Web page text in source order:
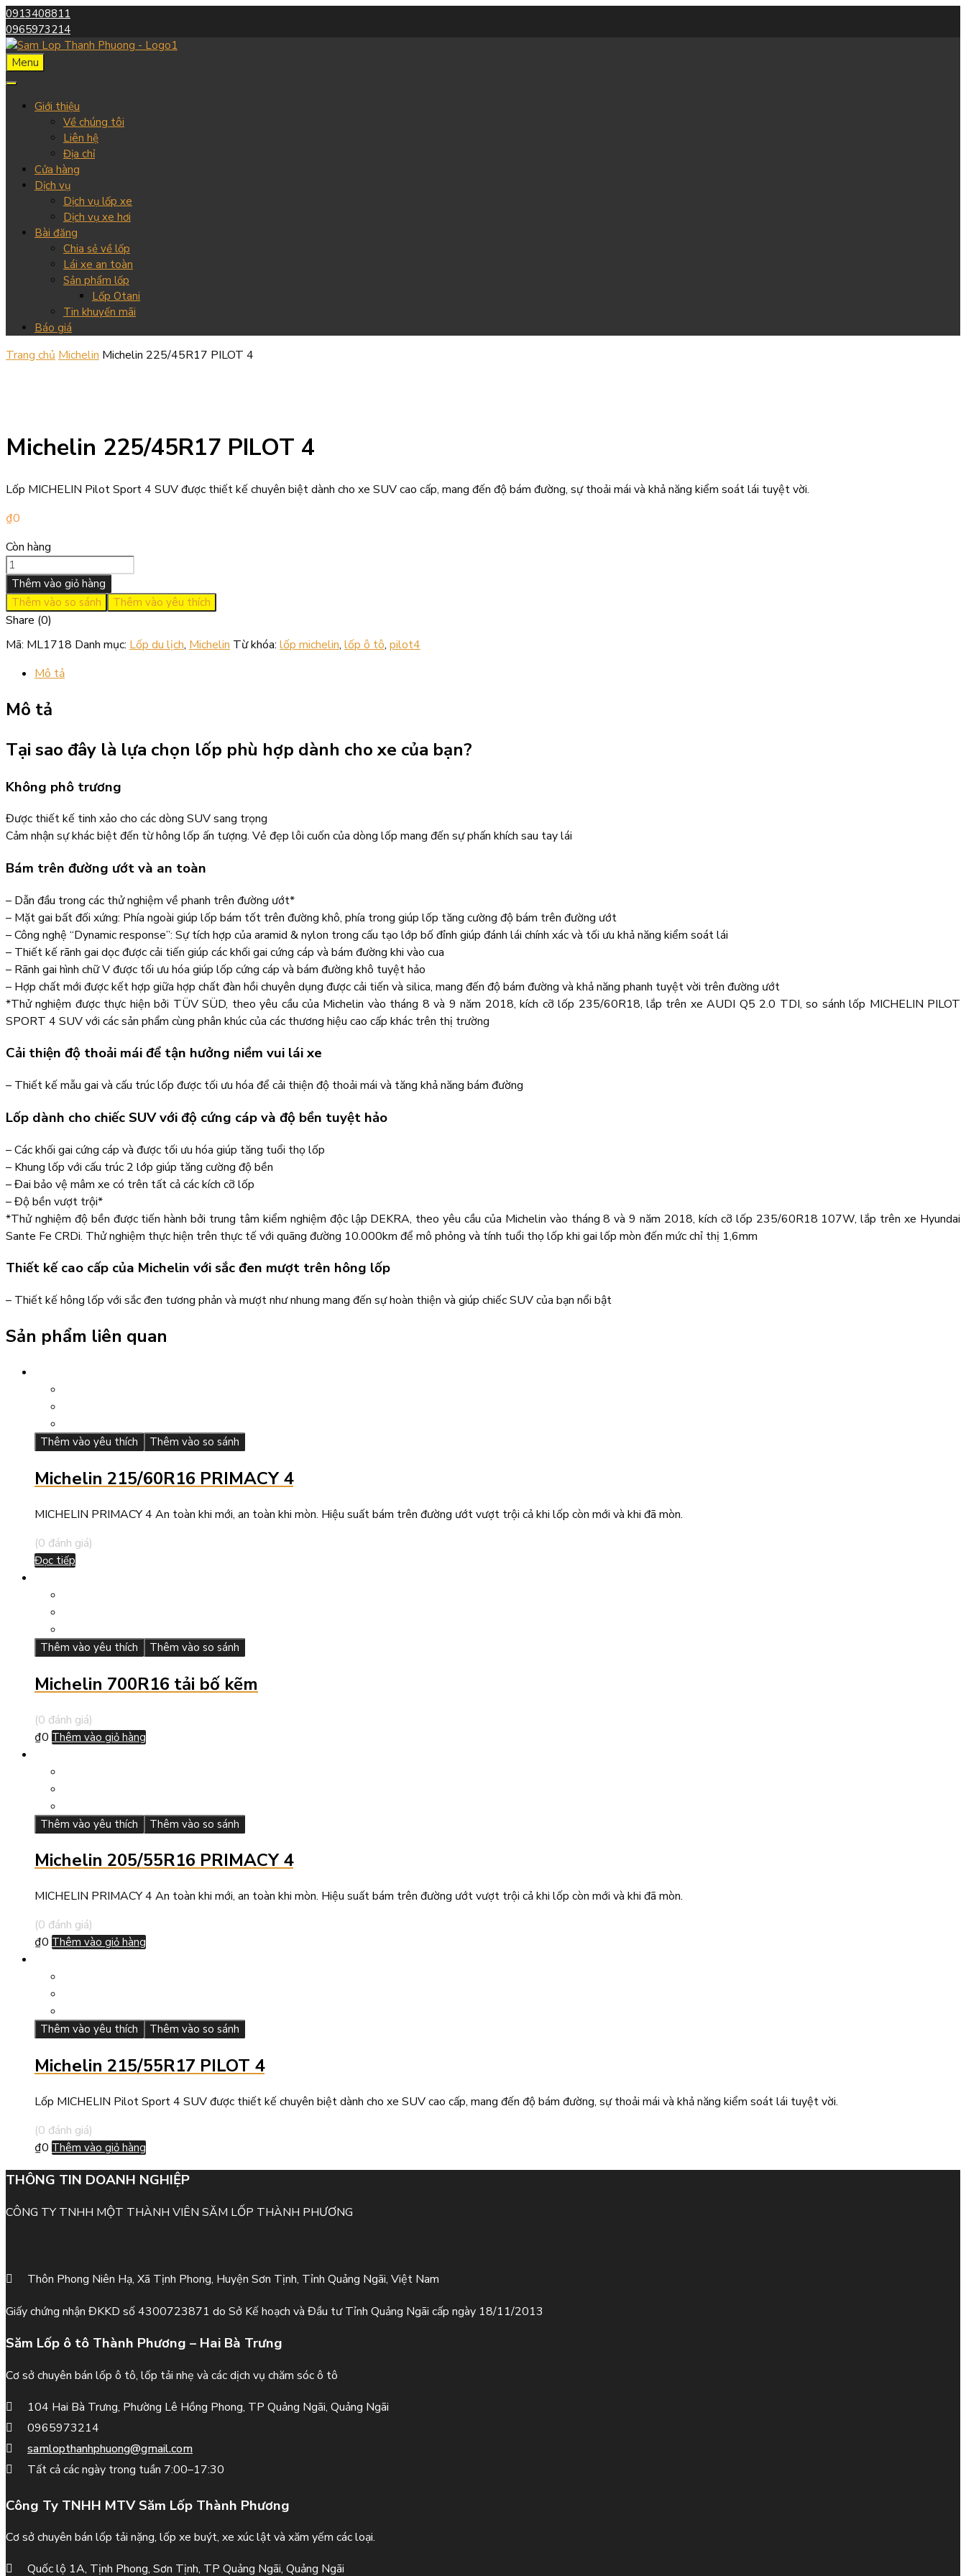
0913408811
0965973214
Menu
Giới thiệu
Về chúng tôi
Liên hệ
Địa chỉ
Cửa hàng
Dịch vụ
Dịch vụ lốp xe
Dịch vụ xe hơi
Bài đăng
Chia sẻ về lốp
Lái xe an toàn
Sản phẩm lốp
Lốp Otani
Tin khuyến mãi
Báo giá
Trang chủ Michelin Michelin 225/45R17 PILOT 4
Michelin 225/45R17 PILOT 4
Lốp MICHELIN Pilot Sport 4 SUV được thiết kế chuyên biệt dành cho xe SUV cao cấp, mang đến độ bám đường, sự thoải mái và khả năng kiểm soát lái tuyệt vời.
₫0
Còn hàng
Thêm vào giỏ hàng
Thêm vào so sánh
Thêm vào yêu thích
Share (0)
Mã: ML1718 Danh mục: Lốp du lịch, Michelin Từ khóa: lốp michelin, lốp ô tô, pilot4
Mô tả
Mô tả
Tại sao đây là lựa chọn lốp phù hợp dành cho xe của bạn?
Không phô trương
Được thiết kế tinh xảo cho các dòng SUV sang trọng
Cảm nhận sự khác biệt đến từ hông lốp ấn tượng. Vẻ đẹp lôi cuốn của dòng lốp mang đến sự phấn khích sau tay lái
Bám trên đường ướt và an toàn
– Dẫn đầu trong các thử nghiệm về phanh trên đường ướt*
– Mặt gai bất đối xứng: Phía ngoài giúp lốp bám tốt trên đường khô, phía trong giúp lốp tăng cường độ bám trên đường ướt
– Công nghệ “Dynamic response”: Sự tích hợp của aramid & nylon trong cấu tạo lớp bố đỉnh giúp đánh lái chính xác và tối ưu khả năng kiểm soát lái
– Thiết kế rãnh gai dọc được cải tiến giúp các khối gai cứng cáp và bám đường khi vào cua
– Rãnh gai hình chữ V được tối ưu hóa giúp lốp cứng cáp và bám đường khô tuyệt hảo
– Hợp chất mới được kết hợp giữa hợp chất đàn hồi chuyên dụng được cải tiến và silica, mang đến độ bám đường và khả năng phanh tuyệt vời trên đường ướt
*Thử nghiệm được thực hiện bởi TÜV SÜD, theo yêu cầu của Michelin vào tháng 8 và 9 năm 2018, kích cỡ lốp 235/60R18, lắp trên xe AUDI Q5 2.0 TDI, so sánh lốp MICHELIN PILOT
SPORT 4 SUV với các sản phẩm cùng phân khúc của các thương hiệu cao cấp khác trên thị trường
Cải thiện độ thoải mái để tận hưởng niềm vui lái xe
– Thiết kế mẫu gai và cấu trúc lốp được tối ưu hóa để cải thiện độ thoải mái và tăng khả năng bám đường
Lốp dành cho chiếc SUV với độ cứng cáp và độ bền tuyệt hảo
– Các khối gai cứng cáp và được tối ưu hóa giúp tăng tuổi thọ lốp
– Khung lốp với cấu trúc 2 lớp giúp tăng cường độ bền
– Đai bảo vệ mâm xe có trên tất cả các kích cỡ lốp
– Độ bền vượt trội*
*Thử nghiệm độ bền được tiến hành bởi trung tâm kiểm nghiệm độc lập DEKRA, theo yêu cầu của Michelin vào tháng 8 và 9 năm 2018, kích cỡ lốp 235/60R18 107W, lắp trên xe Hyundai
Sante Fe CRDi. Thử nghiệm thực hiện trên thực tế với quãng đường 10.000km để mô phỏng và tính tuổi thọ lốp khi gai lốp mòn đến mức chỉ thị 1,6mm
Thiết kế cao cấp của Michelin với sắc đen mượt trên hông lốp
– Thiết kế hông lốp với sắc đen tương phản và mượt như nhung mang đến sự hoàn thiện và giúp chiếc SUV của bạn nổi bật
Sản phẩm liên quan
Thêm vào yêu thích Thêm vào so sánh
Michelin 215/60R16 PRIMACY 4
MICHELIN PRIMACY 4 An toàn khi mới, an toàn khi mòn. Hiệu suất bám trên đường ướt vượt trội cả khi lốp còn mới và khi đã mòn.
(0 đánh giá)
Đọc tiếp
Thêm vào yêu thích Thêm vào so sánh
Michelin 700R16 tải bố kẽm
(0 đánh giá)
₫0 Thêm vào giỏ hàng
Thêm vào yêu thích Thêm vào so sánh
Michelin 205/55R16 PRIMACY 4
MICHELIN PRIMACY 4 An toàn khi mới, an toàn khi mòn. Hiệu suất bám trên đường ướt vượt trội cả khi lốp còn mới và khi đã mòn.
(0 đánh giá)
₫0 Thêm vào giỏ hàng
Thêm vào yêu thích Thêm vào so sánh
Michelin 215/55R17 PILOT 4
Lốp MICHELIN Pilot Sport 4 SUV được thiết kế chuyên biệt dành cho xe SUV cao cấp, mang đến độ bám đường, sự thoải mái và khả năng kiểm soát lái tuyệt vời.
(0 đánh giá)
₫0 Thêm vào giỏ hàng
THÔNG TIN DOANH NGHIỆP
CÔNG TY TNHH MỘT THÀNH VIÊN SĂM LỐP THÀNH PHƯƠNG
Thôn Phong Niên Hạ, Xã Tịnh Phong, Huyện Sơn Tịnh, Tỉnh Quảng Ngãi, Việt Nam
Giấy chứng nhận ĐKKD số 4300723871 do Sở Kế hoạch và Đầu tư Tỉnh Quảng Ngãi cấp ngày 18/11/2013
Săm Lốp ô tô Thành Phương – Hai Bà Trưng
Cơ sở chuyên bán lốp ô tô, lốp tải nhẹ và các dịch vụ chăm sóc ô tô
104 Hai Bà Trưng, Phường Lê Hồng Phong, TP Quảng Ngãi, Quảng Ngãi
0965973214
samlopthanhphuong@gmail.com
Tất cả các ngày trong tuần 7:00–17:30
Công Ty TNHH MTV Săm Lốp Thành Phương
Cơ sở chuyên bán lốp tải nặng, lốp xe buýt, xe xúc lật và xăm yếm các loại.
Quốc lộ 1A, Tịnh Phong, Sơn Tịnh, TP Quảng Ngãi, Quảng Ngãi